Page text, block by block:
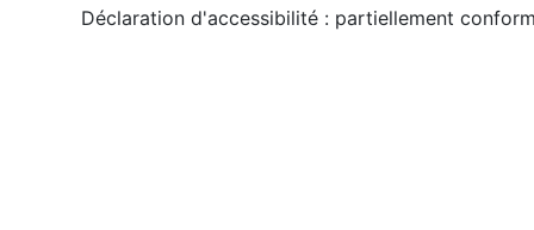
Déclaration d'accessibilité : partiellement